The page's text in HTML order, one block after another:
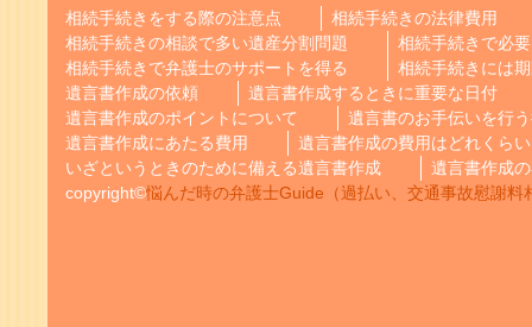
相続手続きをする際の注意点
相続手続きの法律費用
相続手続きの相談で多い遺産分割問題
相続手続きで必
相続手続きで弁護士のサポートを得る
相続手続きには
遺言書作成の依頼
遺言書作成するときに重要な日付
遺言書作成のポイントについて
遺言書のお手伝いを行
遺言書作成にあたる費用
遺言書作成の費用はどれくら
いざというときのために備える遺言書作成
遺言書作成
copyright©悩んだ時の弁護士Guide（過払い、交通事故慰謝料